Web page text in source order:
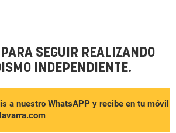
SEGUIR REALIZANDO
INDEPENDIENTE.
a nuestro WhatsAPP y recibe en tu móvil